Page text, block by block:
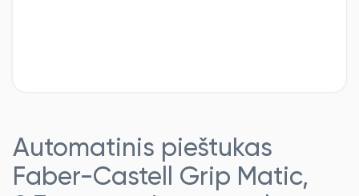
Automatinis pieštukas
Faber-Castell Grip Matic,